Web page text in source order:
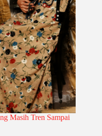
Masih Tren Sampai